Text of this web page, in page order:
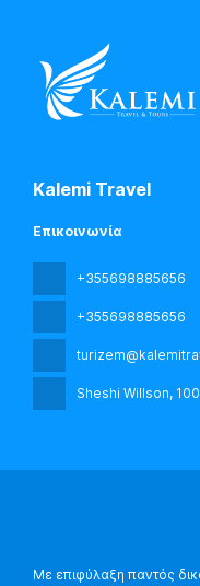
Kalemi Travel
Επικοινωνία
+355698885656
+355698885656
Sheshi Willson,
Με επιφύλαξη παντός